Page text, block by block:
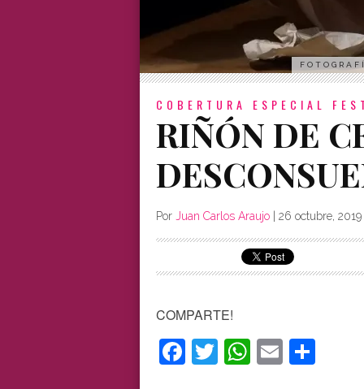
COBERTURA ESPECIAL
RIÑÓN DE
Por Juan Carlos Araujo 26 octubre, 2019
COMPARTE!
Facebook
TwitterEmail